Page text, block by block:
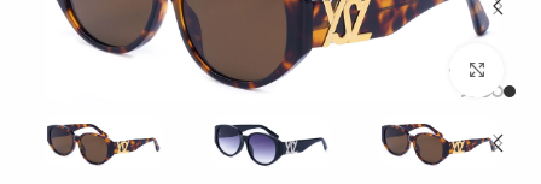
بزرگنمایی تصویر